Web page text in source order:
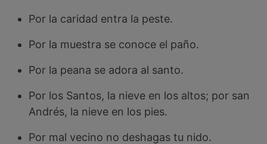
Por la caridad entra la peste.
Por la muestra se conoce el paño.
Por la peana se adora al santo.
Por los Santos, la nieve en los altos; por san
Andrés, la nieve en los pies.
Por mal vecino no deshagas tu nido.